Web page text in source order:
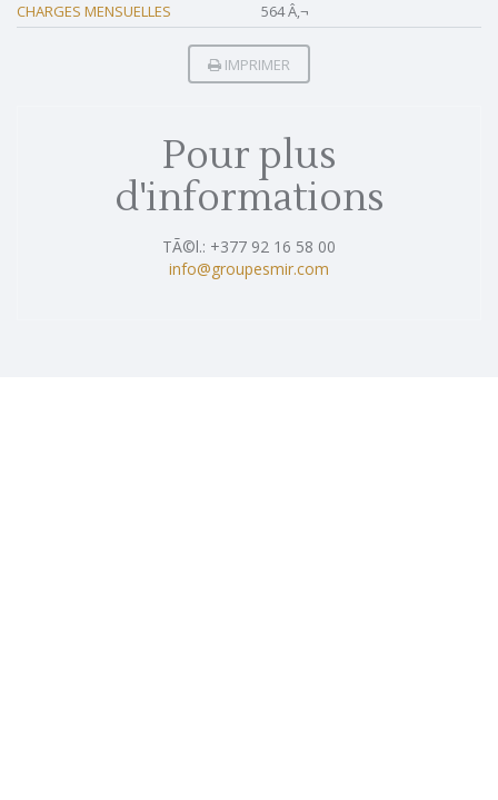
CHARGES MENSUELLES
564 Â‚¬
IMPRIMER
Pour plus
d'informations
TÃ©l.: +377 92 16 58 00
info@groupesmir.com